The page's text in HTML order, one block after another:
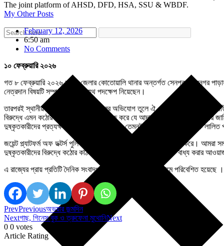
The joint platform of AHSD, DFD, HSA, SSU & WBDF.
My Other Posts
February 12, 2026
6:50 am
No Comments
১০ ফেব্রুয়ারি ২০২৬
গত ৮ ফেব্রুয়ারি ২০২৬ নদীয়া জেলার কোতোয়ালি থানার অন্তর্গত সেনপুর শ্যামনগর পাড়ায়
নেত্রদান বিষয়টি সম্পূর্ণ করতে যথাযথ পদক্ষেপ নিয়েছেন।
তারপরই স্থানীয় কিছু দুষ্কৃতীরা অঙ্গ বিক্রির অভিযোগ তুলে ঐ শোকসন্তপ্ত পরিবারের
বিরুদ্ধে এমন কঠোর ধারায় অভিযোগ নথিভুক্ত করে যে আদালত প্রাথমিক ভাবে তাদের
দুষ্কৃতকারীদের প্রত্যক্ষ সমর্থন ও উৎসাহ যোগায় তেমনই অন্যদিকে কুসংস্কারকে লালিত
জয়েন্ট প্ল্যাটফর্ম অফ ডক্টর্স পুলিশ প্রশাসনের এই ভূমিকাকে নিন্দা করে, ঘৃণা করে।
দুষ্কৃতকারীদের বিরুদ্ধে কঠোর কঠিন ব্যবস্থা নেওয়ার জন্য প্রশাসনকে বাধ্য করার
এ রাজ্যের প্রায় প্রতিটি দৈনিক সংবাদপত্রে বিষয়টি বিভিন্ন শিরোনামে পরিবেশিত
PrevPreviousঅভয়ার জন্মদিন
Nextগাছ, গিনেস বুক ও ত্রুফেনা মুথোনিNext
0 0 votes
Article Rating